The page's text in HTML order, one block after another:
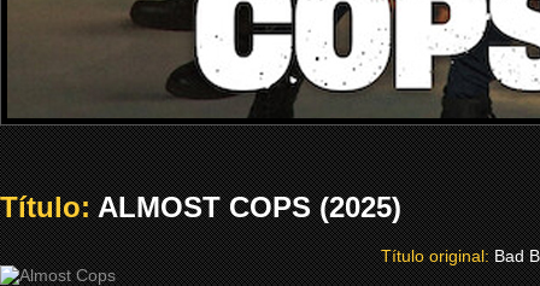
Título:ALMOST COPS (2025)
Título original:Bad